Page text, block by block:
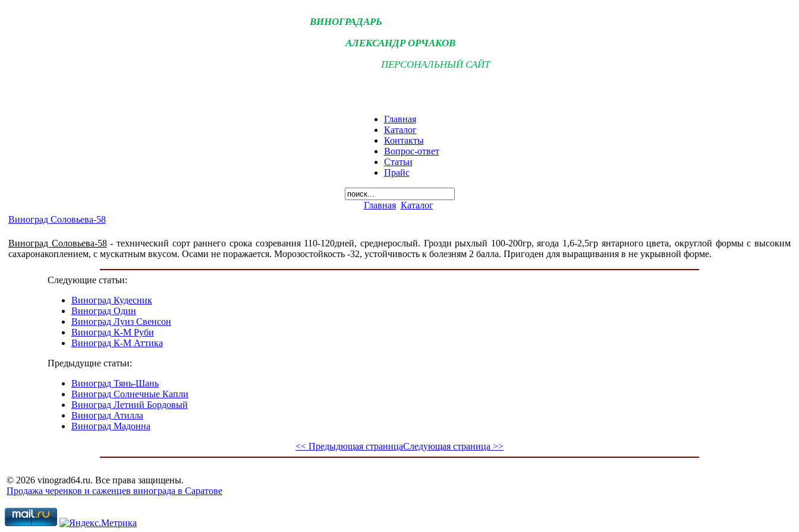
ВИНОГРАДАРЬ
АЛЕКСАНДР ОРЧАКОВ
ПЕРСОНАЛЬНЫЙ САЙТ
Главная
Каталог
Контакты
Вопрос-ответ
Статьи
Прайс
Главная Каталог
Виноград Соловьева-58
Виноград Соловьева-58- технический сорт раннего срока созревания 110-120дней, среднерослый. Грозди рыхлый 100-200гр, ягода 1,6-2,5гр янтарного цвета, округлой формы с высоким
сахаронакоплением, с мускатным вкусом. Осами не поражается. Морозостойкость -32, устойчивость к болезням 2 балла. Пригоден для выращивания в не укрывной форме.
Следующие статьи:
Виноград Кудесник
Виноград Один
Виноград Луиз Свенсон
Виноград К-М Руби
Виноград К-М Аттика
Предыдущие статьи:
Виноград Тянь-Шань
Виноград Солнечные Капли
Виноград Летний Бордовый
Виноград Атилла
Виноград Мадонна
<< Предыдющая страницаСледующая страница >>
© 2026 vinograd64.ru. Все права защищены.
Продажа черенков и саженцев винограда в Саратове